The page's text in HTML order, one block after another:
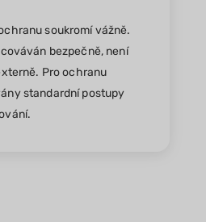
soukromí vážně.
bezpečně, není
Pro ochranu
standardní postupy